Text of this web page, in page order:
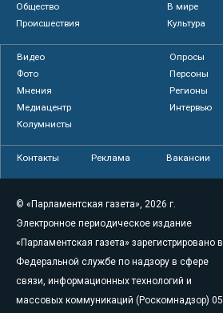
Общество
В мире
Происшествия
Культура
Видео
Опросы
Фото
Персоны
Мнения
Регионы
Медиацентр
Интервью
Колумнисты
Контакты Реклама Вакансии
© «Парламентская газета», 2026 г.
Электронное периодическое издание
«Парламентская газета» зарегистрировано в
Федеральной службе по надзору в сфере
связи, информационных технологий и
массовых коммуникаций (Роскомнадзор) 05